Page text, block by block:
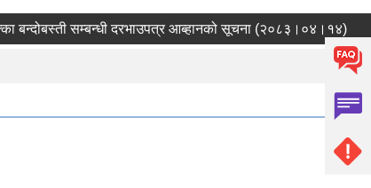
सम्बन्धी दरभाउपत्र आब्हानको सूचना (२०८३।०४।१४)